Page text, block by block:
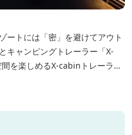
ートには「密」を避けてアウト
キャンピングトレーラー「X-
を楽しめるX-cabinトレーラー
ラン・ドッグサロン、貸切サウ
ら併設している片岡温泉「アク
ャンプリゾートです。